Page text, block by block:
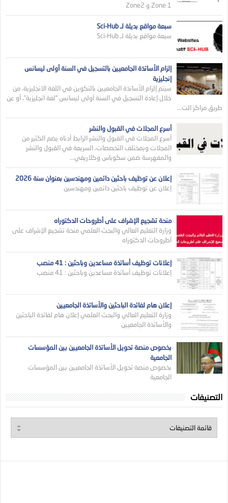
Zone 1 و Zone2
سبعة مواقع بديلة لـ Sci-Hub
سبعة مواقع بديلة لـ Sci-Hub
إلزام الأساتذة الجامعيين بالتسجيل في السنة أولى ليسانس
إنجليزية
سيتم إلزام الأساتذة الجامعيين بالتكوين في اللغة الانجليزية، من
خلال إعادة التسجيل في السنة أولى ليسانس “لغة انجليزية”، أو عن
طريق مراكز الت...
أسرع المجلات في القبول والنشر
أسرع المجلات في القبول والنشر الرابط أدناه يضم الكثير من
المجلات وبمختلف التخصصات، السريعة في القبول والنشر
والمفهرسة ضمن سكوباس وكلاريفي...
إعلان عن توظيف باحثين دائمين ومهندسين بعنوان سنة 2026
إعلان عن توظيف باحثين دائمين ومهندسين
منحة تشجيع الإشراف على أطروحات الدكتوراه
وزارة التعليم العالي والبجث العلمي منحة تشجيع الإشراف على
أطروحات الدكتوراه
إعلانات توظيف أساتذة مساعدين وباحثين : 41 منصب
إعلانات توظيف أساتذة مساعدين وباحثين : 41 منصب
إعلان هام لفائدة الباحثين والأساتذة الجامعيين
وزارة التعليم العالي والبحث العلمي إعلان هام لفائدة الباحثين
والأساتذة الجامعيين
بخصوص منصة تحويل الأساتذة الجامعيين بين المؤسسات
الجامعية
بخصوص منصة تحويل الأساتذة الجامعيين بين المؤسسات
الجامعية
التصنيفات